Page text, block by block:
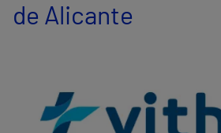
Comunicación
de Alicante